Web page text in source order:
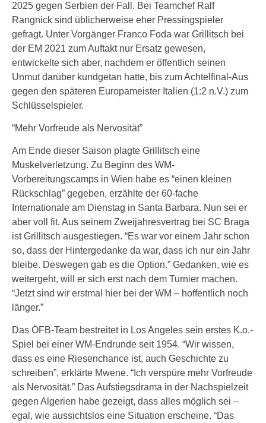
2025 gegen Serbien der Fall. Bei Teamchef Ralf
Rangnick sind üblicherweise eher Pressingspieler
gefragt. Unter Vorgänger Franco Foda war Grillitsch bei
der EM 2021 zum Auftakt nur Ersatz gewesen,
entwickelte sich aber, nachdem er öffentlich seinen
Unmut darüber kundgetan hatte, bis zum Achtelfinal-Aus
gegen den späteren Europameister Italien (1:2 n.V.) zum
Schlüsselspieler.
“Mehr Vorfreude als Nervosität”
Am Ende dieser Saison plagte Grillitsch eine
Muskelverletzung. Zu Beginn des WM-
Vorbereitungscamps in Wien habe es “einen kleinen
Rückschlag” gegeben, erzählte der 60-fache
Internationale am Dienstag in Santa Barbara. Nun sei er
aber voll fit. Aus seinem Zweijahresvertrag bei SC Braga
ist Grillitsch ausgestiegen. “Es war vor einem Jahr schon
so, dass der Hintergedanke da war, dass ich nur ein Jahr
bleibe. Deswegen gab es die Option.” Gedanken, wie es
weitergeht, will er sich erst nach dem Turnier machen.
“Jetzt sind wir erstmal hier bei der WM – hoffentlich noch
länger.”
Das ÖFB-Team bestreitet in Los Angeles sein erstes K.o.-
Spiel bei einer WM-Endrunde seit 1954. “Wir wissen,
dass es eine Riesenchance ist, auch Geschichte zu
schreiben”, erklärte Mwene. “Ich verspüre mehr Vorfreude
als Nervosität.” Das Aufstiegsdrama in der Nachspielzeit
gegen Algerien habe gezeigt, dass alles möglich sei –
egal, wie aussichtslos eine Situation erscheine. “Das